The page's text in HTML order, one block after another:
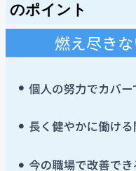
のポイント